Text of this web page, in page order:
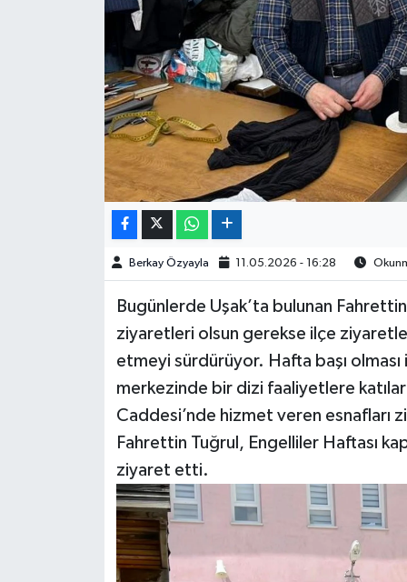
Berkay Özyayla 11.05.2026 - 16:28
Bugünlerde Uşak’ta bulunan
ziyaretleri olsun gerekse ilçe
etmeyi sürdürüyor. Hafta başı
merkezinde bir dizi faaliyetlere
Caddesi’nde hizmet veren
Fahrettin Tuğrul, Engelliler Haftası
ziyaret etti.